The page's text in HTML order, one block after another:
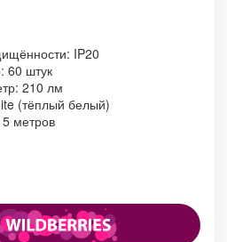
IP20
60 штук
210 лм
(тёплый белый)
5 метров